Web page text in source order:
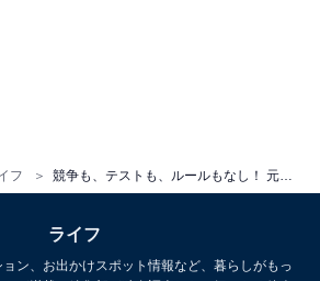
フ 競争も、テストも、ルールもなし！ 元小学校教師が作った「理想の学校」で行われていること
進度学習やテーマ学習のほかに、子
ライフ
ン、お出かけスポット情報など、暮らしがもっ